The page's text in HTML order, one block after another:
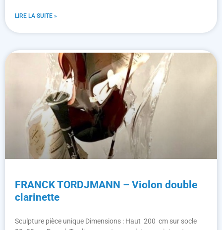
LIRE LA SUITE »
FRANCK TORDJMANN – Violon double
clarinette
Sculpture pièce unique Dimensions : Haut 200 cm sur socle